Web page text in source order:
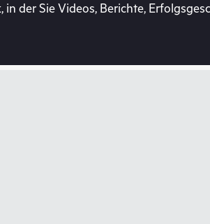
Ihr Warenkorb ist
der Sie Videos, Berichte,